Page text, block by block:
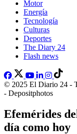
Motor
Energía
Tecnología
Culturas
Deportes
The Diary 24
Flash news
© 2025 El Diario 24 -
- Depositphotos
Efemérides
día como hoy